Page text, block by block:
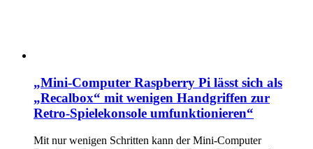
„Mini-Computer Raspberry Pi lässt sich als
„Recalbox“ mit wenigen Handgriffen zur
Retro-Spielekonsole umfunktionieren“
Mit nur wenigen Schritten kann der Mini-Computer